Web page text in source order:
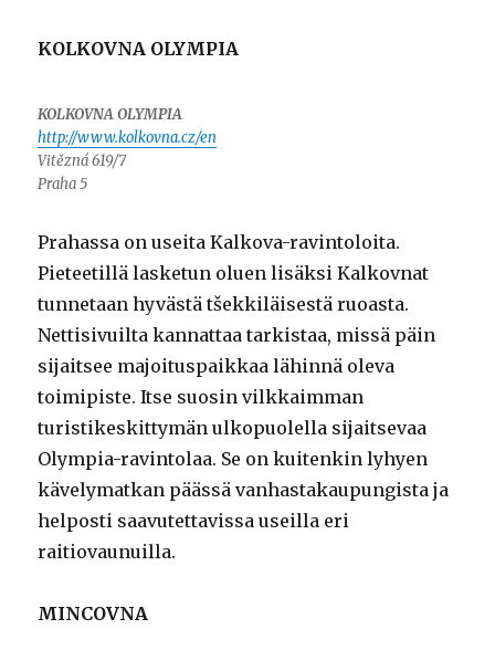
KOLKOVNA OLYMPIA
KOLKOVNA OLYMPIA
http://www.kolkovna.cz/en
Vitězná 619/7
Praha 5
Prahassa on useita Kalkova-ravintoloita.
Pieteetillä lasketun oluen lisäksi Kalkovnat
tunnetaan hyvästä tšekkiläisestä ruoasta.
Nettisivuilta kannattaa tarkistaa, missä päin
sijaitsee majoituspaikkaa lähinnä oleva
toimipiste. Itse suosin vilkkaimman
turistikeskittymän ulkopuolella sijaitsevaa
Olympia-ravintolaa. Se on kuitenkin lyhyen
kävelymatkan päässä vanhastakaupungista ja
helposti saavutettavissa useilla eri
raitiovaunuilla.
MINCOVNA